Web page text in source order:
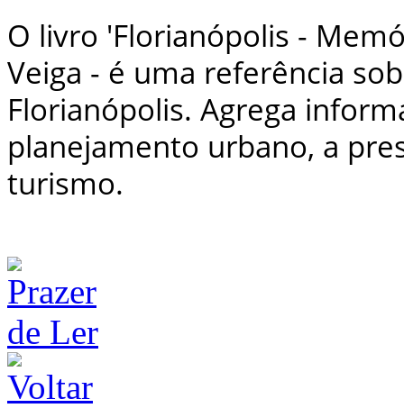
O livro 'Florianópolis -
Veiga - é uma referência
Florianópolis. Agrega
planejamento urbano, a
turismo.